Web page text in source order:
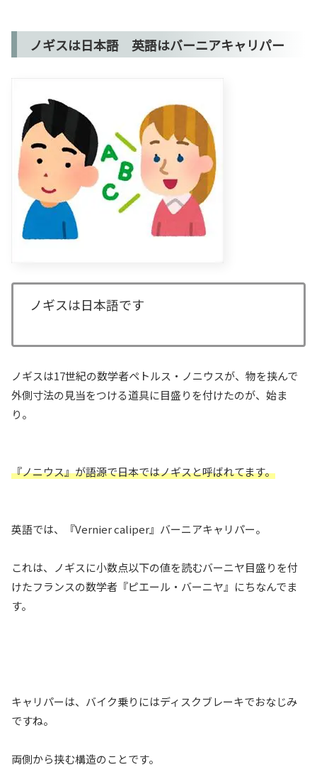
ノギスは日本語 英語はバーニアキャリパー
ノギスは日本語です
ノギスは17世紀の数学者ペトルス・ノニウスが、物を挟んで
外側寸法の見当をつける道具に目盛りを付けたのが、始ま
り。
『ノニウス』が語源で日本ではノギスと呼ばれてます。
英語では、『Vernier caliper』バーニアキャリパー。
これは、ノギスに小数点以下の値を読むバーニヤ目盛りを付
けたフランスの数学者『ピエール・バーニヤ』にちなんでま
す。
キャリパーは、バイク乗りにはディスクブレーキでおなじみ
ですね。
両側から挟む構造のことです。